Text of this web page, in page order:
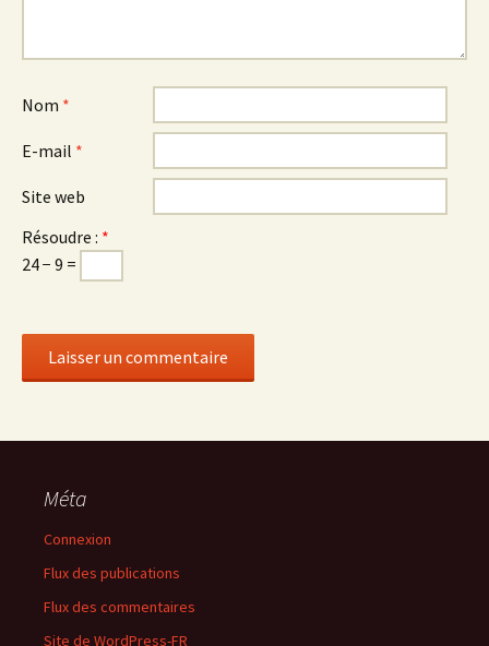
Nom *
E-mail *
Site web
Résoudre : *
24 − 9 =
Méta
Connexion
Flux des publications
Flux des commentaires
Site de WordPress-FR